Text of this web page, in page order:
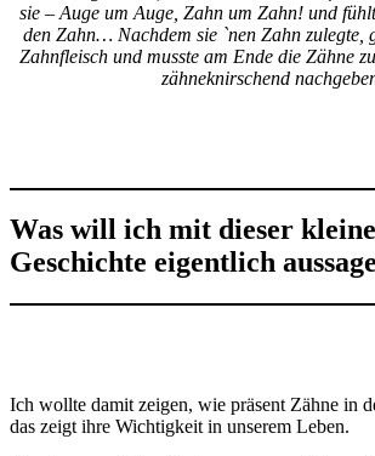
sie – Auge um Auge, Zahn um Zahn! und
den Zahn… Nachdem sie `nen Zahn zulegte,
Zahnfleisch und musste am Ende die Zähne
zähneknirschend
Was will ich mit dieser
Geschichte eigentlich
Ich wollte damit zeigen, wie präsent Zähne in
das zeigt ihre Wichtigkeit in unserem Leben.